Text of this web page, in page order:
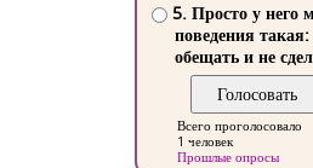
5. Просто у него
поведения такая:
обещать и не
Всего проголосовало
1 человек
Прошлые опросы